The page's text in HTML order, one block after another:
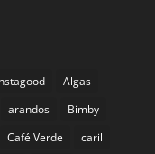
Algas
arandos
Bimby
Café Verde
caril